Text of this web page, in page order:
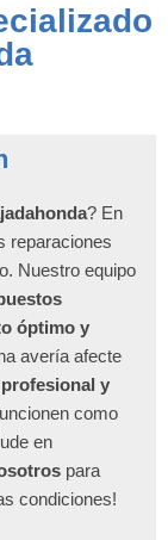
? En
reparaciones
Nuestro equipo
óptimo y
avería afecte
y
como
en
para
condiciones!